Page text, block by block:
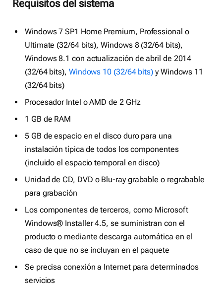
Requisitos del sistema
Windows 7 SP1 Home Premium, Professional o
Ultimate (32/64 bits), Windows 8 (32/64 bits),
Windows 8.1 con actualización de abril de 2014
(32/64 bits), Windows 10 (32/64 bits) y Windows 11
(32/64 bits)
Procesador Intel o AMD de 2 GHz
1 GB de RAM
5 GB de espacio en el disco duro para una
instalación típica de todos los componentes
(incluido el espacio temporal en disco)
Unidad de CD, DVD o Blu-ray grabable o regrabable
para grabación
Los componentes de terceros, como Microsoft
Windows® Installer 4.5, se suministran con el
producto o mediante descarga automática en el
caso de que no se incluyan en el paquete
Se precisa conexión a Internet para determinados
servicios